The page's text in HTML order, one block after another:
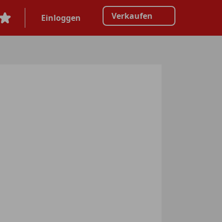
Einloggen Verkaufen